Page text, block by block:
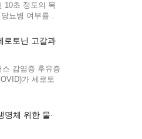
10초 정도의 목
뇨병 여부를..
로토닌 고갈과
감염증 후유증
가 세로토
명체 위한 물·